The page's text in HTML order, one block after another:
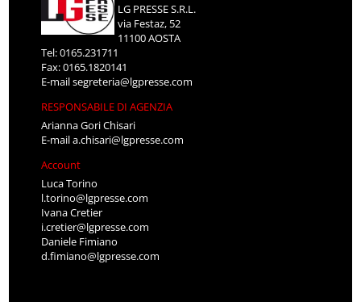
LG PRESSE S.R.L.
via Festaz, 52
11100 AOSTA
Tel: 0165.231711
Fax: 0165.1820141
E-mailsegreteria@lgpresse.com
RESPONSABILE DI AGENZIA
Arianna Gori Chisari
E-maila.chisari@lgpresse.com
Account
Luca Torino
l.torino@lgpresse.com
Ivana Cretier
i.cretier@lgpresse.com
Daniele Fimiano
d.fimiano@lgpresse.com